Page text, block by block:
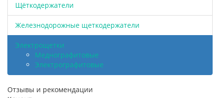
Щёткодержатели
Железнодорожные щеткодержатели
Электрощетки
Меднографитовые
Электрографитовые
Отзывы и рекомендации